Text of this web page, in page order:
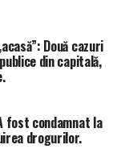
Două cazuri
din capitală,
fost condamnat la
drogurilor.